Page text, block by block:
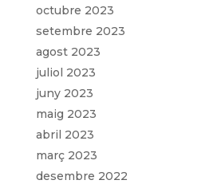
octubre 2023
setembre 2023
agost 2023
juliol 2023
juny 2023
maig 2023
abril 2023
març 2023
desembre 2022